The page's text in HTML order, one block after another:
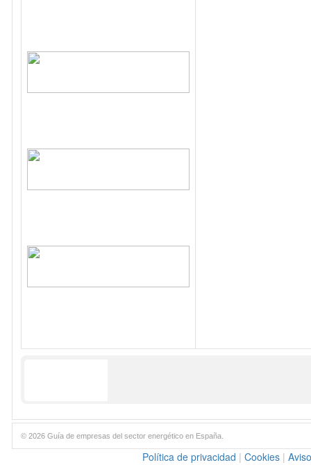
© 2026 Guía de empresas del sector energético en España.
Política de privacidad | Cookies |